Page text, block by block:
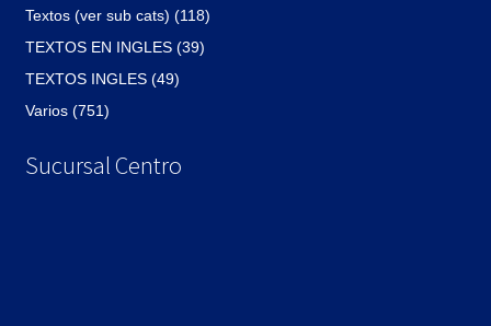
Textos (ver sub cats) (118)
TEXTOS EN INGLES (39)
TEXTOS INGLES (49)
Varios (751)
Sucursal Centro